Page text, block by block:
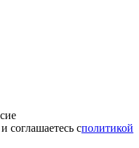
соглашаетесь cполитикой